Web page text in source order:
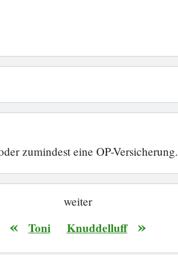
zumindest eine OP-Versicherung.
weiter
« Toni Knuddelluff »